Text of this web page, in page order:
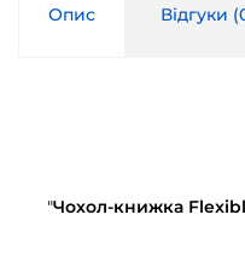
Опис Відгуки (
"Чохол-книжка